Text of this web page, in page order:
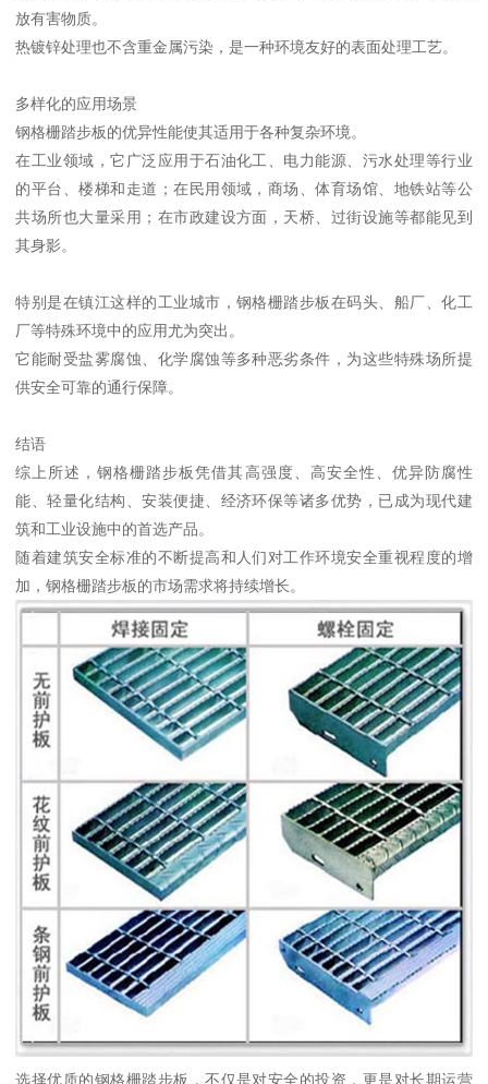
放有害物质。
热镀锌处理也不含重金属污染，是一种环境友好的表面处理工艺。
多样化的应用场景
钢格栅踏步板的优异性能使其适用于各种复杂环境。
在工业领域，它广泛应用于石油化工、电力能源、污水处理等行业
的平台、楼梯和走道；在民用领域，商场、体育场馆、地铁站等公
共场所也大量采用；在市政建设方面，天桥、过街设施等都能见到
其身影。
特别是在镇江这样的工业城市，钢格栅踏步板在码头、船厂、化工
厂等特殊环境中的应用尤为突出。
它能耐受盐雾腐蚀、化学腐蚀等多种恶劣条件，为这些特殊场所提
供安全可靠的通行保障。
结语
综上所述，钢格栅踏步板凭借其高强度、高安全性、优异防腐性
能、轻量化结构、安装便捷、经济环保等诸多优势，已成为现代建
筑和工业设施中的首选产品。
随着建筑安全标准的不断提高和人们对工作环境安全重视程度的增
加，钢格栅踏步板的市场需求将持续增长。
选择优质的钢格栅踏步板，不仅是对安全的投资，更是对长期运营